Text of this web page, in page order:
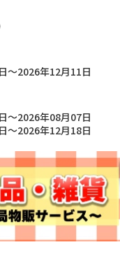
～2026年12月11日
～2026年08月07日
～2026年12月18日